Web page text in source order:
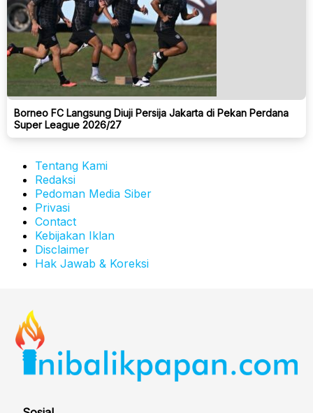
Borneo FC Langsung Diuji Persija Jakarta di Pekan Perdana
Super League 2026/27
Tentang Kami
Redaksi
Pedoman Media Siber
Privasi
Contact
Kebijakan Iklan
Disclaimer
Hak Jawab & Koreksi